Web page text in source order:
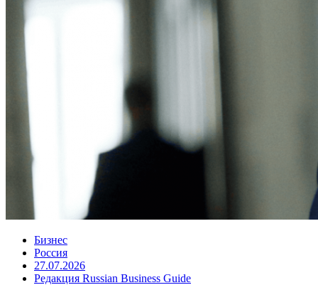
Бизнес
Россия
27.07.2026
Редакция Russian Business Guide